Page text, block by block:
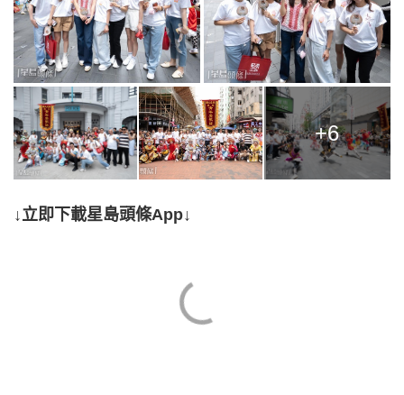
+6
↓立即下載星島頭條App↓